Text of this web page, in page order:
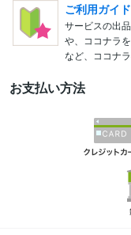
ご利用ガイド
サービスの出
や、ココナラ
など、ココナ
お支払い方法